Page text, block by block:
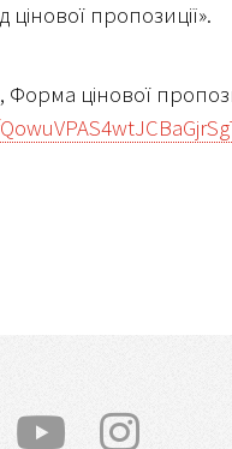
цінової пропозиції».
Форма цінової